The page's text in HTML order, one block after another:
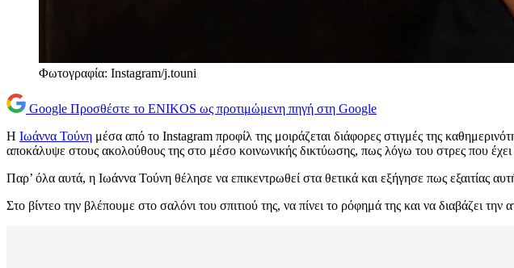
Φωτογραφία: Instagram/j.touni
Google Προσθέστε το ENIKOS ως προτιμώμενη πηγή στη Google
Η Ιωάννα Τούνη μέσα από το Instagram προφίλ της μοιράζεται διάφορες στιγμές της
αποκάλυψε στους ακολούθους της στο μέσο κοινωνικής δικτύωσης, πως λόγω του στρες που έχει
Παρ’ όλα αυτά, η Ιωάννα Τούνη θέλησε να επικεντρωθεί στα θετικά και εξήγησε πως εξαιτίας
Στο βίντεο την βλέπουμε στο σαλόνι του σπιτιού της, να πίνει το ρόφημά της και να διαβάζει την